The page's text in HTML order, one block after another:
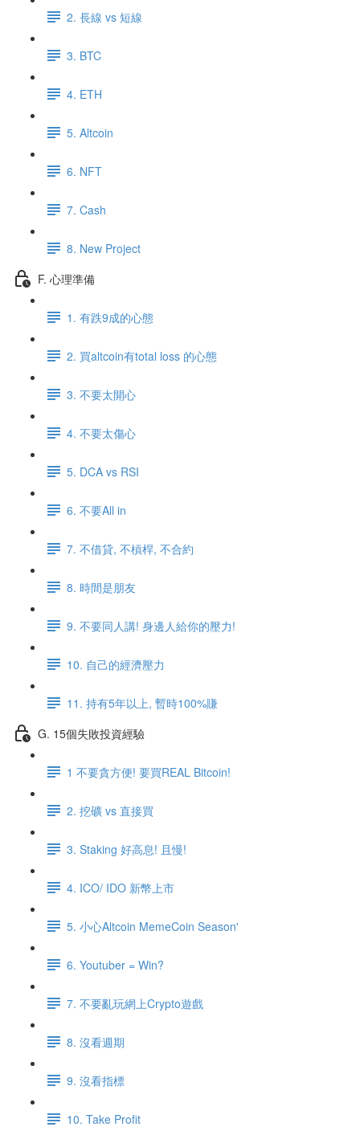
2. 長線 vs 短線
3. BTC
4. ETH
5. Altcoin
6. NFT
7. Cash
8. New Project
F. 心理準備
1. 有跌9成的心態
2. 買altcoin有total loss 的心態
3. 不要太開心
4. 不要太傷心
5. DCA vs RSI
6. 不要All in
7. 不借貸, 不槓桿, 不合約
8. 時間是朋友
9. 不要同人講! 身邊人給你的壓力!
10. 自己的經濟壓力
11. 持有5年以上, 暫時100%賺
G. 15個失敗投資經驗
1 不要貪方便! 要買REAL Bitcoin!
2. 挖礦 vs 直接買
3. Staking 好高息! 且慢!
4. ICO/ IDO 新幣上市
5. 小心Altcoin MemeCoin Season'
6. Youtuber = Win?
7. 不要亂玩網上Crypto遊戲
8. 沒看週期
9. 沒看指標
10. Take Profit